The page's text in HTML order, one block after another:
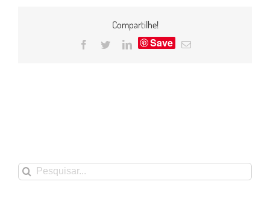
Compartilhe!
Facebook
TwitterLinkedIn
Save
E-
Buscar
resultados